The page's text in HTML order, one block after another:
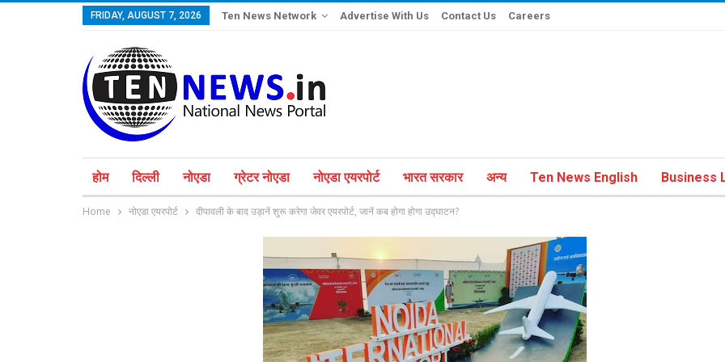
FRIDAY, AUGUST 7, 2026 Ten News Network Advertise With Us Contact Us Careers
होम दिल्ली नोएडा ग्रेटर नोएडा नोएडा एयरपोर्ट भारत सरकार अन्य Ten News English Business
Home नोएडा एयरपोर्ट दीपावली के बाद उड़ानें शुरू करेगा जेवर एयरपोर्ट, जानें कब होगा होगा उद्घाटन?